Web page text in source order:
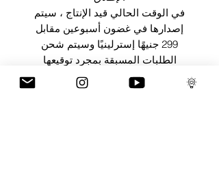
في الوقت الحالي قيد الإنتاج ، سيتم
إصدارها في غضون أسبوعين مقابل
299 جنيهًا إسترلينيًا وسيتم شحن
الطلبات المسبقة بمجرد توقيعها